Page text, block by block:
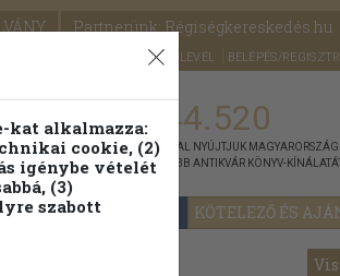
Partnerünk: Régiségkereskedés.hu
SEGÍTSÉG HÍRLEVÉL BELÉPÉS/
OLVASMÁNYOK KÖTELEZŐ ÉS
fa 1.144.520
KIADVÁNNYAL NYÚJTJUK MAGYARORSZÁG
LEGNAGYOBB ANTIKVÁR KÖNYV-
kat alkalmazza:
cookie, (2)
igénybe vételét
(3)
szabott